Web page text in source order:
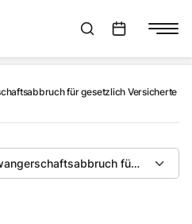
Wetter in GeraSuchleiste anzeigen
für gesetzlich Versicherte
für